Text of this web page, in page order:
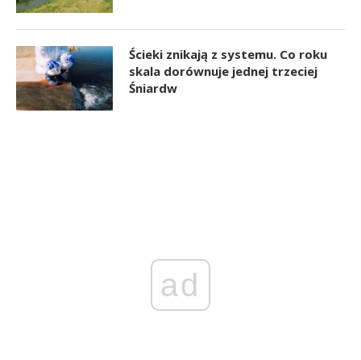
Ścieki znikają z systemu. Co roku
skala dorównuje jednej trzeciej
Śniardw
ad